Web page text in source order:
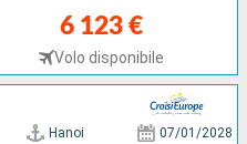
6 123 €
Volo disponibile
Hanoi 07/01/2028